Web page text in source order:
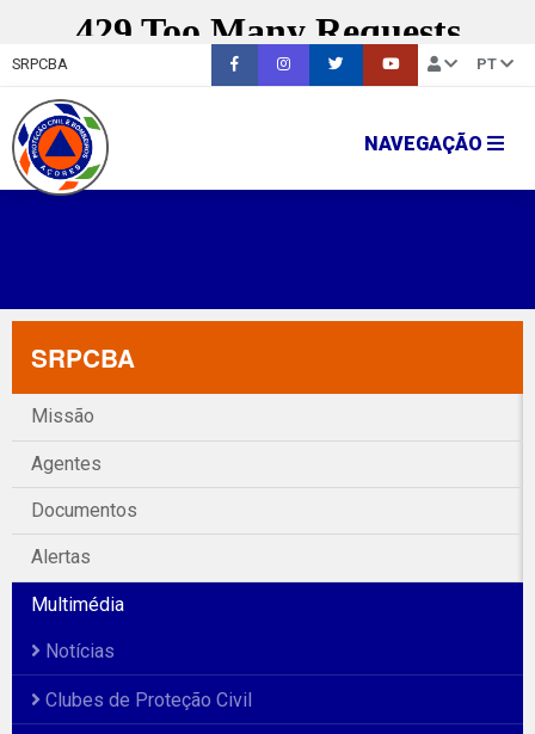
SRPCBA PT
NAVEGAÇÃO
SRPCBA
Missão
Agentes
Documentos
Alertas
Multimédia
Notícias
Clubes de Proteção Civil